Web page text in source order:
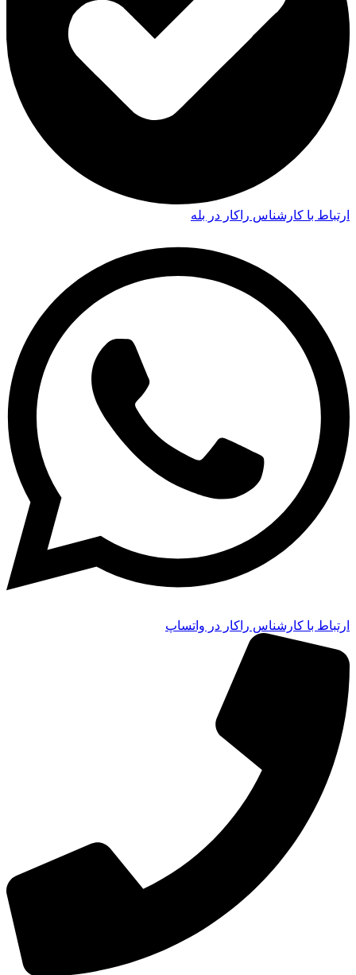
ارتباط با کارشناس راکار در بله
ارتباط با کارشناس راکار در واتساپ